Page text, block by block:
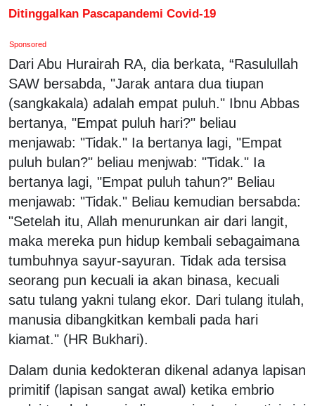
Ditinggalkan Pascapandemi Covid-19
Sponsored
Dari Abu Hurairah RA, dia berkata, “Rasulullah
SAW bersabda, "Jarak antara dua tiupan
(sangkakala) adalah empat puluh." Ibnu Abbas
bertanya, "Empat puluh hari?" beliau
menjawab: "Tidak." Ia bertanya lagi, "Empat
puluh bulan?" beliau menjwab: "Tidak." Ia
bertanya lagi, "Empat puluh tahun?" Beliau
menjawab: "Tidak." Beliau kemudian bersabda:
"Setelah itu, Allah menurunkan air dari langit,
maka mereka pun hidup kembali sebagaimana
tumbuhnya sayur-sayuran. Tidak ada tersisa
seorang pun kecuali ia akan binasa, kecuali
satu tulang yakni tulang ekor. Dari tulang itulah,
manusia dibangkitkan kembali pada hari
kiamat." (HR Bukhari).
Dalam dunia kedokteran dikenal adanya lapisan
primitif (lapisan sangat awal) ketika embrio